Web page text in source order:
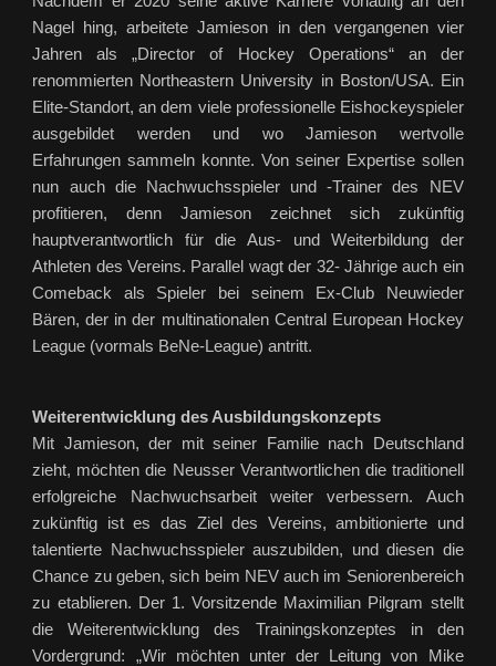
Nagel hing, arbeitete Jamieson in den vergangenen vier
Jahren als „Director of Hockey Operations“ an der
renommierten Northeastern University in Boston/USA. Ein
Elite-Standort, an dem viele professionelle Eishockeyspieler
ausgebildet werden und wo Jamieson wertvolle
Erfahrungen sammeln konnte. Von seiner Expertise sollen
nun auch die Nachwuchsspieler und -Trainer des NEV
profitieren, denn Jamieson zeichnet sich zukünftig
hauptverantwortlich für die Aus- und Weiterbildung der
Athleten des Vereins. Parallel wagt der 32- Jährige auch ein
Comeback als Spieler bei seinem Ex-Club Neuwieder
Bären, der in der multinationalen Central European Hockey
League (vormals BeNe-League) antritt.
Weiterentwicklung des Ausbildungskonzepts
Mit Jamieson, der mit seiner Familie nach Deutschland
zieht, möchten die Neusser Verantwortlichen die traditionell
erfolgreiche Nachwuchsarbeit weiter verbessern. Auch
zukünftig ist es das Ziel des Vereins, ambitionierte und
talentierte Nachwuchsspieler auszubilden, und diesen die
Chance zu geben, sich beim NEV auch im Seniorenbereich
zu etablieren. Der 1. Vorsitzende Maximilian Pilgram stellt
die Weiterentwicklung des Trainingskonzeptes in den
Vordergrund: „Wir möchten unter der Leitung von Mike